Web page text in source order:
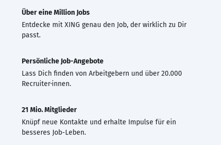
Über eine Million Jobs
Entdecke mit XING genau den Job, der wirklich zu Dir
passt.
Persönliche Job-Angebote
Lass Dich finden von Arbeitgebern und über 20.000
Recruiter·innen.
21 Mio. Mitglieder
Knüpf neue Kontakte und erhalte Impulse für ein
besseres Job-Leben.